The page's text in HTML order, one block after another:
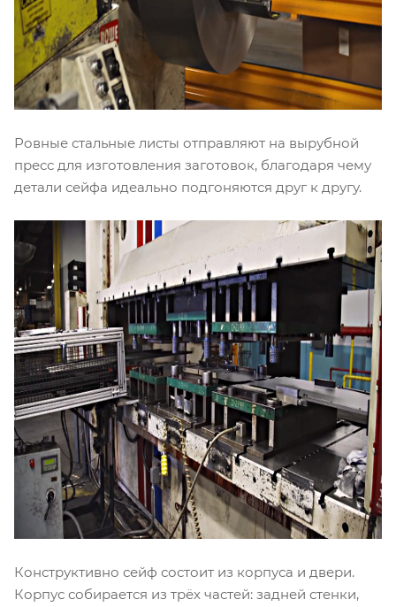
Ровные стальные листы отправляют на вырубной
пресс для изготовления заготовок, благодаря чему
детали сейфа идеально подгоняются друг к другу.
Конструктивно сейф состоит из корпуса и двери.
Корпус собирается из трёх частей: задней стенки,